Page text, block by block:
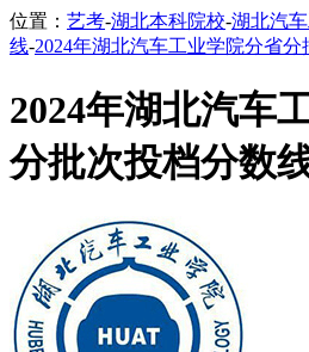
位置： 艺考-湖北本科院校-湖北汽
线-2024年湖北汽车工业学院分省
2024年湖北汽车
分批次投档分数